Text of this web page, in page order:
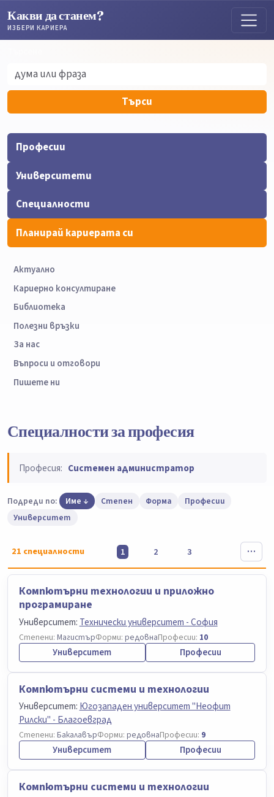
Какви да станем?
ИЗБЕРИ КАРИЕРА
Търси
Професии
Университети
Специалности
Планирай кариерата си
Актуално
Кариерно консултиране
Библиотека
Полезни връзки
За нас
Въпроси и отговори
Пишете ни
Специалности за професия
Професия: Системен администратор
Подреди по: Име Степен Форма
Професии
Университет
21 специалности 1 2 3
Компютърни технологии и приложно
програмиране
Университет: Технически университет - София
Степени: МагистърФорми: редовнаПрофесии: 10
Университет Професии
Компютърни системи и технологии
Университет:Югозападен университет "Неофит
Рилски" - Благоевград
Степени: БакалавърФорми: редовнаПрофесии: 9
Университет Професии
Компютърни системи и технологии